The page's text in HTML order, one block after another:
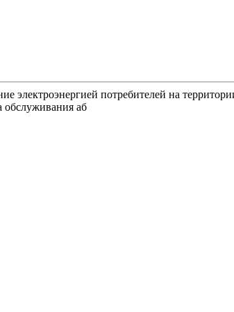
электроэнергией потребителей на
обслуживания аб